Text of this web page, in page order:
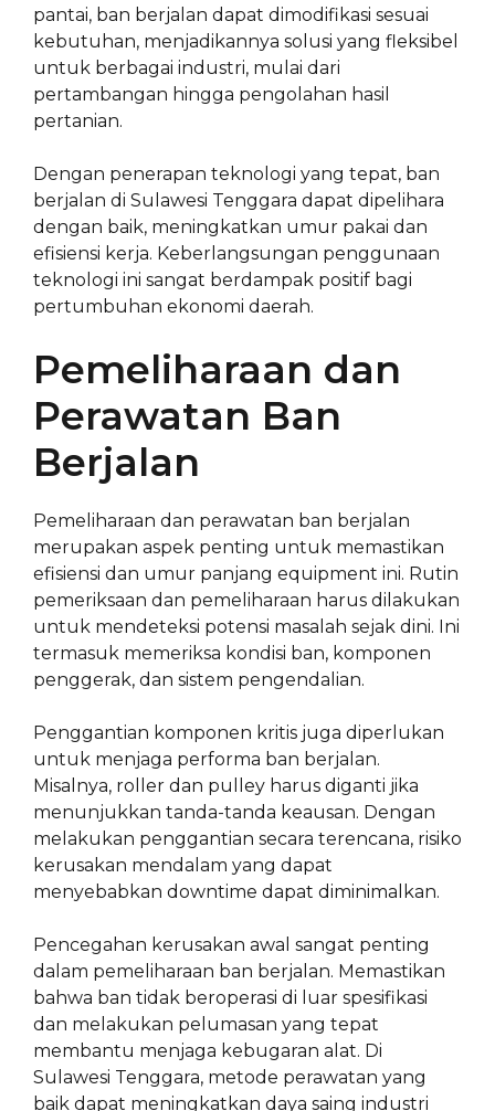
pantai, ban berjalan dapat dimodifikasi sesuai
kebutuhan, menjadikannya solusi yang fleksibel
untuk berbagai industri, mulai dari
pertambangan hingga pengolahan hasil
pertanian.
Dengan penerapan teknologi yang tepat, ban
berjalan di Sulawesi Tenggara dapat dipelihara
dengan baik, meningkatkan umur pakai dan
efisiensi kerja. Keberlangsungan penggunaan
teknologi ini sangat berdampak positif bagi
pertumbuhan ekonomi daerah.
Pemeliharaan dan
Perawatan Ban
Berjalan
Pemeliharaan dan perawatan ban berjalan
merupakan aspek penting untuk memastikan
efisiensi dan umur panjang equipment ini. Rutin
pemeriksaan dan pemeliharaan harus dilakukan
untuk mendeteksi potensi masalah sejak dini. Ini
termasuk memeriksa kondisi ban, komponen
penggerak, dan sistem pengendalian.
Penggantian komponen kritis juga diperlukan
untuk menjaga performa ban berjalan.
Misalnya, roller dan pulley harus diganti jika
menunjukkan tanda-tanda keausan. Dengan
melakukan penggantian secara terencana, risiko
kerusakan mendalam yang dapat
menyebabkan downtime dapat diminimalkan.
Pencegahan kerusakan awal sangat penting
dalam pemeliharaan ban berjalan. Memastikan
bahwa ban tidak beroperasi di luar spesifikasi
dan melakukan pelumasan yang tepat
membantu menjaga kebugaran alat. Di
Sulawesi Tenggara, metode perawatan yang
baik dapat meningkatkan daya saing industri